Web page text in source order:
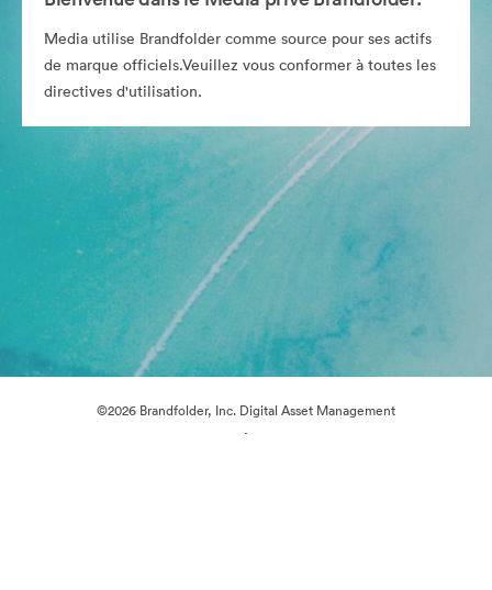
Media utilise Brandfolder comme source pour ses actifs
de marque officiels.Veuillez vous conformer à toutes les
directives d'utilisation.
©2026 Brandfolder, Inc. Digital Asset Management
·